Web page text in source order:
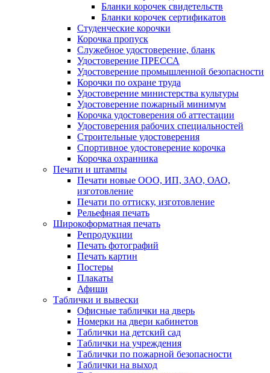
Бланки корочек свидетельств
Бланки корочек сертификатов
Студенческие корочки
Корочка пропуск
Служебное удостоверение, бланк
Удостоверение ПРЕССА
Удостоверение промышленной безопасности
Корочки по охране труда
Удостоверение министерства культуры
Удостоверение пожарный минимум
Корочка удостоверения об аттестации
Удостоверения рабочих специальностей
Строительные удостоверения
Спортивное удостоверение корочка
Корочка охранника
Печати и штампы
Печати новые ООО, ИП, ЗАО, ОАО,
изготовление
Печати по оттиску, изготовление
Рельефная печать
Широкоформатная печать
Репродукции
Печать фотографий
Печать картин
Постеры
Плакаты
Афиши
Таблички и вывески
Офисные таблички на дверь
Номерки на двери кабинетов
Таблички на детский сад
Таблички на учреждения
Таблички по пожарной безопасности
Таблички на выход